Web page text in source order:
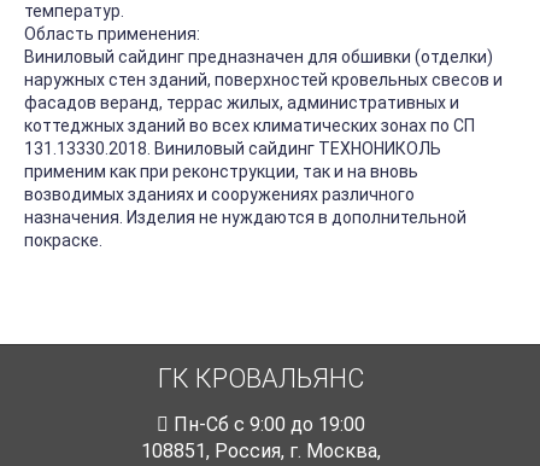
температур.
Область применения:
Виниловый сайдинг предназначен для обшивки (отделки)
наружных стен зданий, поверхностей кровельных свесов и
фасадов веранд, террас жилых, административных и
коттеджных зданий во всех климатических зонах по СП
131.13330.2018. Виниловый сайдинг ТЕХНОНИКОЛЬ
применим как при реконструкции, так и на вновь
возводимых зданиях и сооружениях различного
назначения. Изделия не нуждаются в дополнительной
покраске.
ГК КРОВАЛЬЯНС
Пн-Cб с 9:00 до 19:00
108851, Россия, г. Москва,